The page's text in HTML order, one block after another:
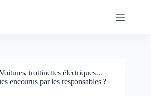
trottinettes électriques…
encourus par les responsables ?